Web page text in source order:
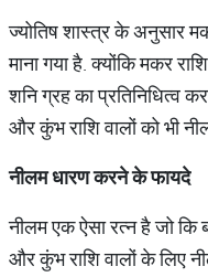
ज्योतिष शास्त्र के अनुसार
माना गया है. क्योंकि मकर
शनि ग्रह का प्रतिनिधित्व
और कुंभ राशि वालों को भी
नीलम धारण करने के फायदे
नीलम एक ऐसा रत्न है जो कि
और कुंभ राशि वालों के लिए